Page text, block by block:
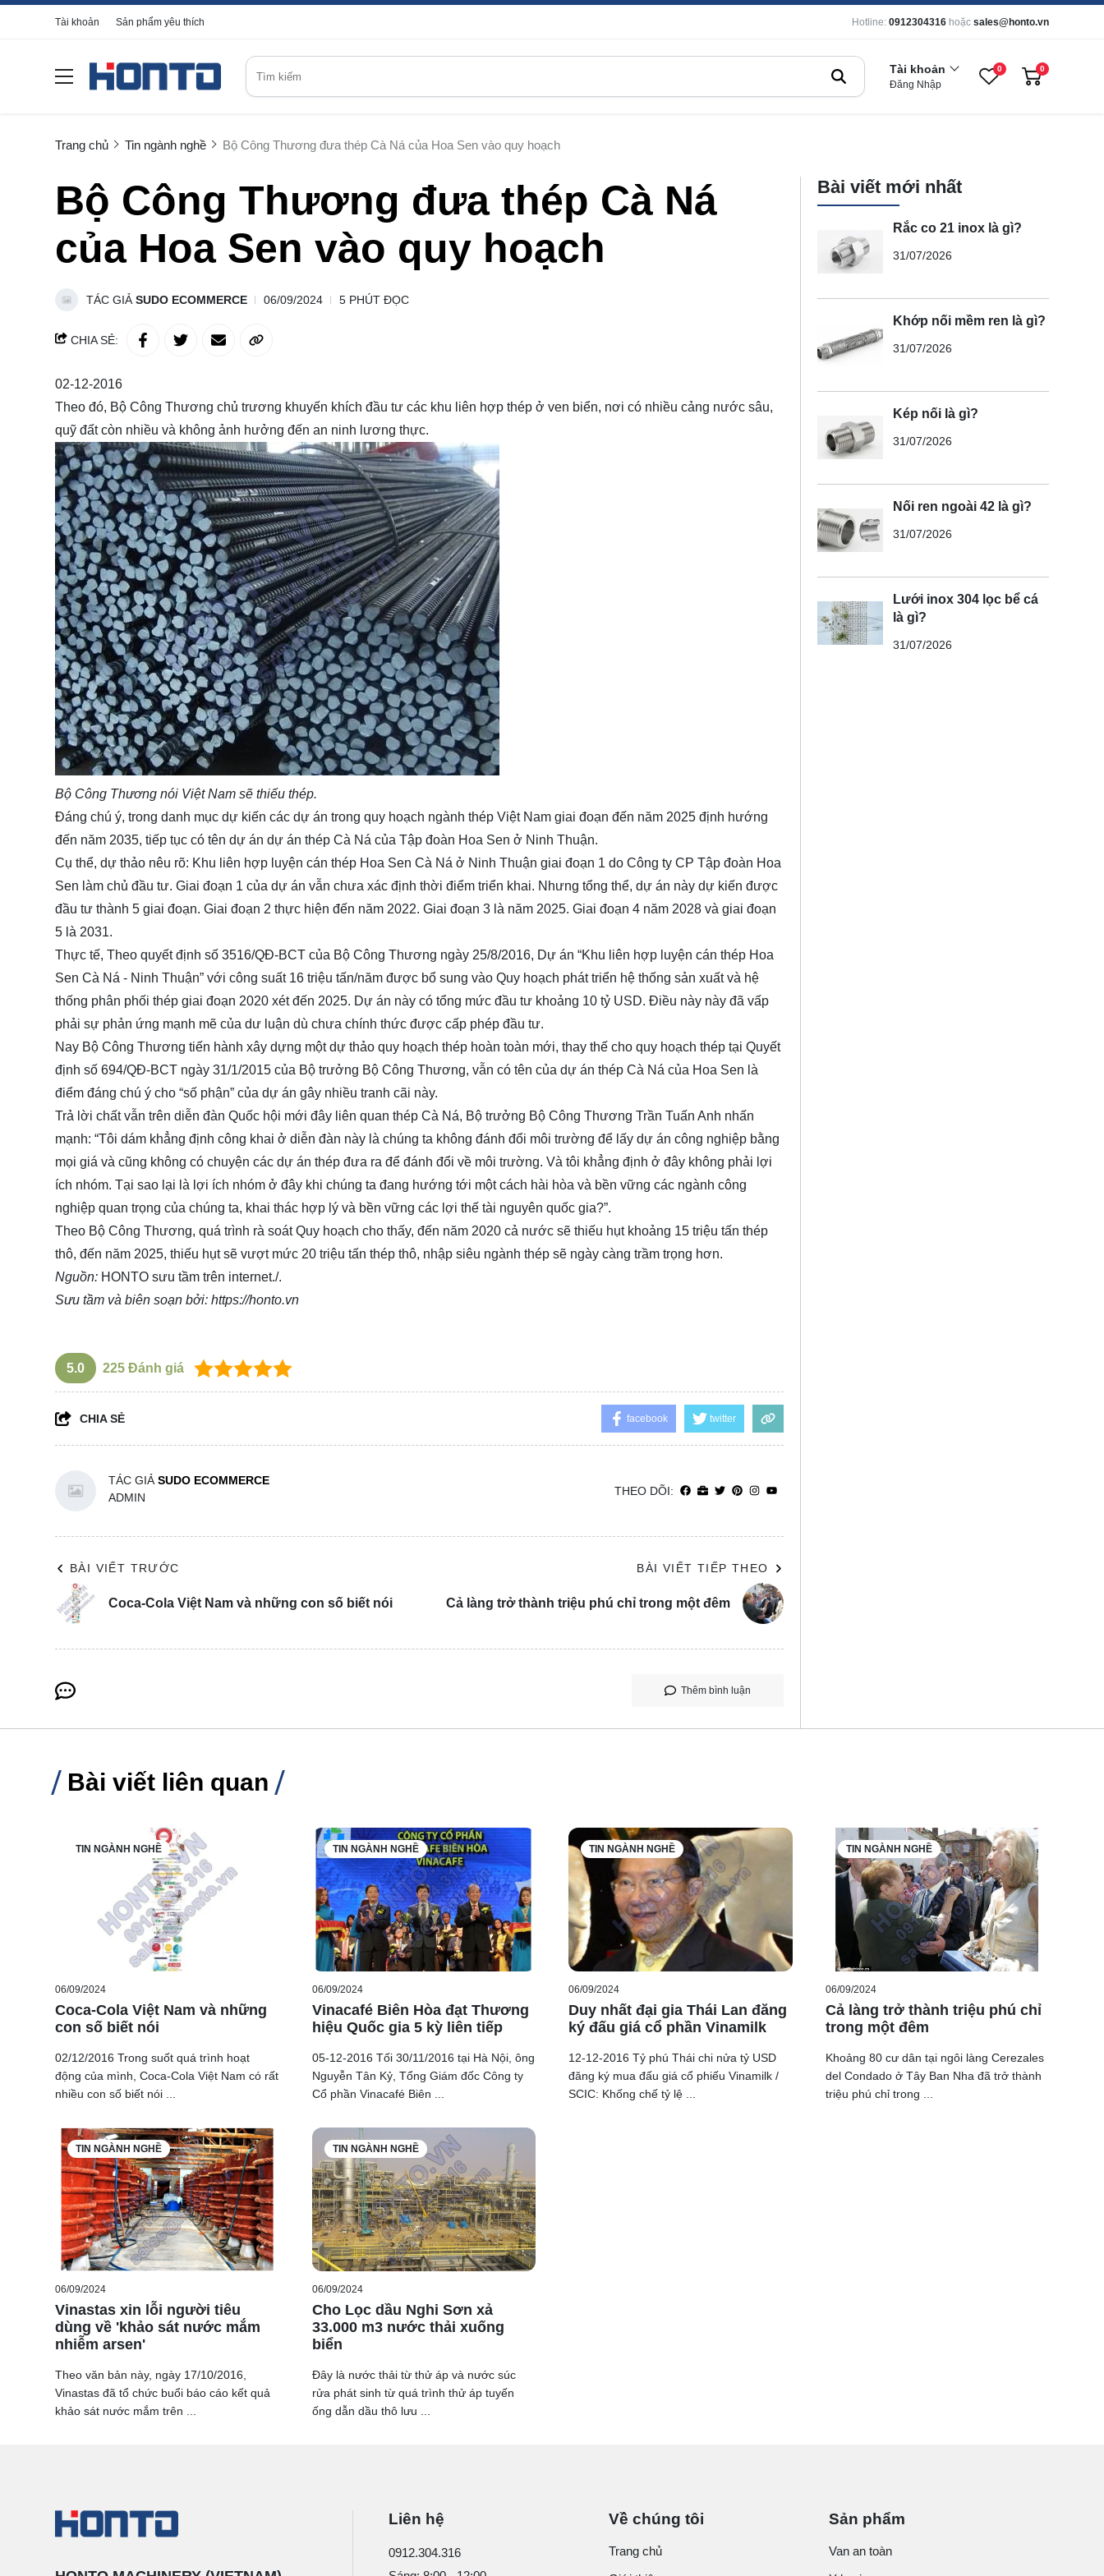
Tài khoản Sản phẩm yêu thích Hotline: 0912304316 hoặc sales@honto.vn
Tài khoản
Đăng Nhập
0 0
Trang chủ Tin ngành nghề Bộ Công Thương đưa thép Cà Ná của Hoa Sen vào quy hoạch
Bộ Công Thương đưa thép Cà Ná
của Hoa Sen vào quy hoạch
TÁC GIẢ SUDO ECOMMERCE 06/09/2024 5 PHÚT ĐỌC
CHIA SẺ:
02-12-2016
Theo đó, Bộ Công Thương chủ trương khuyến khích đầu tư các khu liên hợp thép ở ven biển, nơi có nhiều cảng nước sâu,
quỹ đất còn nhiều và không ảnh hưởng đến an ninh lương thực.
Bộ Công Thương nói Việt Nam sẽ thiếu thép.
Đáng chú ý, trong danh mục dự kiến các dự án trong quy hoạch ngành thép Việt Nam giai đoạn đến năm 2025 định hướng
đến năm 2035, tiếp tục có tên dự án dự án thép Cà Ná của Tập đoàn Hoa Sen ở Ninh Thuận.
Cụ thể, dự thảo nêu rõ: Khu liên hợp luyện cán thép Hoa Sen Cà Ná ở Ninh Thuận giai đoạn 1 do Công ty CP Tập đoàn Hoa
Sen làm chủ đầu tư. Giai đoạn 1 của dự án vẫn chưa xác định thời điểm triển khai. Nhưng tổng thể, dự án này dự kiến được
đầu tư thành 5 giai đoạn. Giai đoạn 2 thực hiện đến năm 2022. Giai đoạn 3 là năm 2025. Giai đoạn 4 năm 2028 và giai đoạn
5 là 2031.
Thực tế, Theo quyết định số 3516/QĐ-BCT của Bộ Công Thương ngày 25/8/2016, Dự án “Khu liên hợp luyện cán thép Hoa
Sen Cà Ná - Ninh Thuận” với công suất 16 triệu tấn/năm được bổ sung vào Quy hoạch phát triển hệ thống sản xuất và hệ
thống phân phối thép giai đoạn 2020 xét đến 2025. Dự án này có tổng mức đầu tư khoảng 10 tỷ USD. Điều này này đã vấp
phải sự phản ứng mạnh mẽ của dư luận dù chưa chính thức được cấp phép đầu tư.
Nay Bộ Công Thương tiến hành xây dựng một dự thảo quy hoạch thép hoàn toàn mới, thay thế cho quy hoạch thép tại Quyết
định số 694/QĐ-BCT ngày 31/1/2015 của Bộ trưởng Bộ Công Thương, vẫn có tên của dự án thép Cà Ná của Hoa Sen là
điểm đáng chú ý cho “số phận” của dự án gây nhiều tranh cãi này.
Trả lời chất vẫn trên diễn đàn Quốc hội mới đây liên quan thép Cà Ná, Bộ trưởng Bộ Công Thương Trần Tuấn Anh nhấn
mạnh: “Tôi dám khẳng định công khai ở diễn đàn này là chúng ta không đánh đổi môi trường để lấy dự án công nghiệp bằng
mọi giá và cũng không có chuyện các dự án thép đưa ra để đánh đổi về môi trường. Và tôi khẳng định ở đây không phải lợi
ích nhóm. Tại sao lại là lợi ích nhóm ở đây khi chúng ta đang hướng tới một cách hài hòa và bền vững các ngành công
nghiệp quan trọng của chúng ta, khai thác hợp lý và bền vững các lợi thế tài nguyên quốc gia?”.
Theo Bộ Công Thương, quá trình rà soát Quy hoạch cho thấy, đến năm 2020 cả nước sẽ thiếu hụt khoảng 15 triệu tấn thép
thô, đến năm 2025, thiếu hụt sẽ vượt mức 20 triệu tấn thép thô, nhập siêu ngành thép sẽ ngày càng trầm trọng hơn.
Nguồn: HONTO sưu tầm trên internet./.
Sưu tầm và biên soạn bởi: https://honto.vn
5.0 225 Đánh giá
CHIA SẺ facebook twitter
TÁC GIẢ SUDO ECOMMERCE
ADMIN
THEO DÕI:
BÀI VIẾT TRƯỚC
Coca-Cola Việt Nam và những con số biết nói
BÀI VIẾT TIẾP THEO
Cả làng trở thành triệu phú chỉ trong một đêm
Thêm bình luận
Bài viết mới nhất
Rắc co 21 inox là gì?
31/07/2026
Khớp nối mềm ren là gì?
31/07/2026
Kép nối là gì?
31/07/2026
Nối ren ngoài 42 là gì?
31/07/2026
Lưới inox 304 lọc bể cá
là gì?
31/07/2026
Bài viết liên quan
TIN NGÀNH NGHỀ
06/09/2024
Coca-Cola Việt Nam và những
con số biết nói
02/12/2016 Trong suốt quá trình hoạt
động của mình, Coca-Cola Việt Nam có rất
nhiều con số biết nói ...
TIN NGÀNH NGHỀ
06/09/2024
Vinacafé Biên Hòa đạt Thương
hiệu Quốc gia 5 kỳ liên tiếp
05-12-2016 Tối 30/11/2016 tại Hà Nội, ông
Nguyễn Tân Kỷ, Tổng Giám đốc Công ty
Cổ phần Vinacafé Biên ...
TIN NGÀNH NGHỀ
06/09/2024
Duy nhất đại gia Thái Lan đăng
ký đấu giá cổ phần Vinamilk
12-12-2016 Tỷ phú Thái chi nửa tỷ USD
đăng ký mua đấu giá cổ phiếu Vinamilk /
SCIC: Khống chế tỷ lệ ...
TIN NGÀNH NGHỀ
06/09/2024
Cả làng trở thành triệu phú chỉ
trong một đêm
Khoảng 80 cư dân tại ngôi làng Cerezales
del Condado ở Tây Ban Nha đã trở thành
triệu phú chỉ trong ...
TIN NGÀNH NGHỀ
06/09/2024
Vinastas xin lỗi người tiêu
dùng về 'khảo sát nước mắm
nhiễm arsen'
Theo văn bản này, ngày 17/10/2016,
Vinastas đã tổ chức buổi báo cáo kết quả
khảo sát nước mắm trên ...
TIN NGÀNH NGHỀ
06/09/2024
Cho Lọc dầu Nghi Sơn xả
33.000 m3 nước thải xuống
biển
Đây là nước thải từ thử áp và nước súc
rửa phát sinh từ quá trình thử áp tuyến
ống dẫn dầu thô lưu ...
Liên hệ
0912.304.316
Về chúng tôi
Trang chủ
Sản phẩm
Van an toàn